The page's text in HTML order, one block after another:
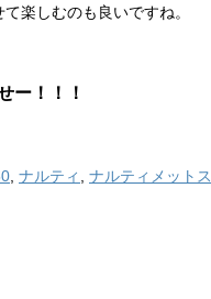
楽しむのも良いですね。
ー！！！
ナルティ
ナルティメットス